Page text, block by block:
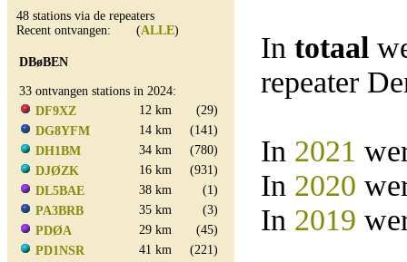
48 stations via de repeaters
Recent ontvangen: (ALLE)
DBøBEN
33 ontvangen stations in 2024:
DF9XZ
12 km
(29)
DG8YFM
14 km
(141)
DH1BM
34 km
(780)
DJØZK
16 km
(931)
DL5BAE
38 km
(1)
PA3BRB
35 km
(3)
PDØA
29 km
(45)
PD1NSR
41 km
(221)
In totaal
repeater
In 2021
In 2020
In 2019